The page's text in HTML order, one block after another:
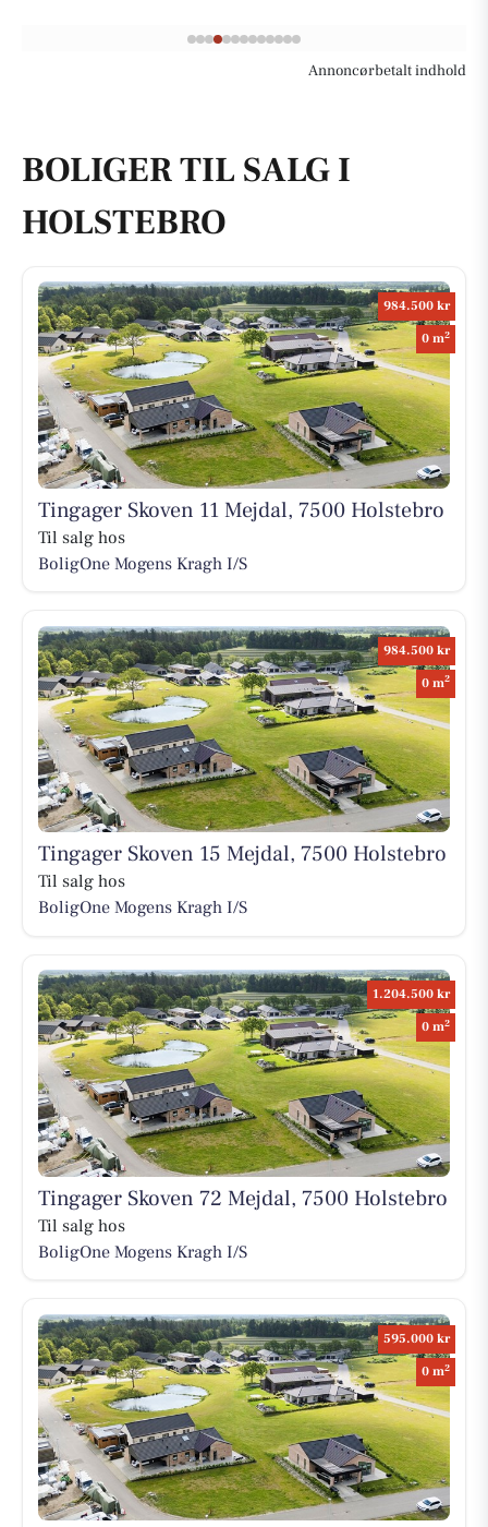
Annoncørbetalt indhold
BOLIGER TIL SALG I
HOLSTEBRO
984.500 kr
0 m2
Tingager Skoven 11 Mejdal, 7500 Holstebro
Til salg hos
BoligOne Mogens Kragh I/S
984.500 kr
0 m2
Tingager Skoven 15 Mejdal, 7500 Holstebro
Til salg hos
BoligOne Mogens Kragh I/S
1.204.500 kr
0 m2
Tingager Skoven 72 Mejdal, 7500 Holstebro
Til salg hos
BoligOne Mogens Kragh I/S
595.000 kr
0 m2